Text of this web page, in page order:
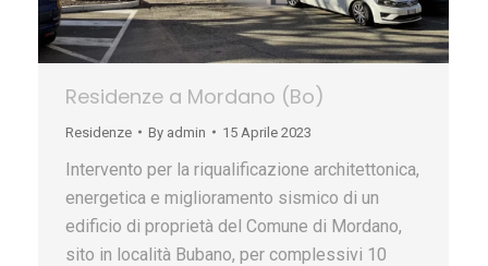
Residenze a Mordano (Bo)
Residenze By admin 15 Aprile 2023
Intervento per la riqualificazione architettonica,
energetica e miglioramento sismico di un
edificio di proprietà del Comune di Mordano,
sito in località Bubano, per complessivi 10